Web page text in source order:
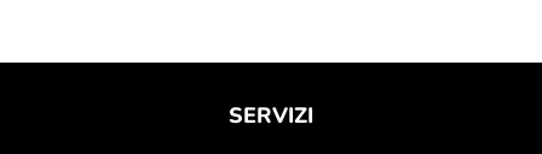
SERVIZI